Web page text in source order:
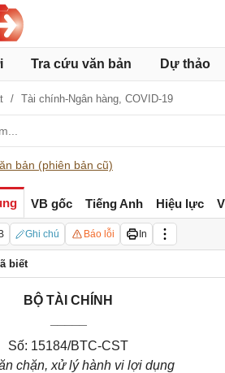
Tra cứu văn bản Dự thảo
Tài chính-Ngân hàng, COVID-19
bản (phiên bản cũ)
VB gốc Tiếng Anh Hiệu lực
Ghi chú Báo lỗi In
biết
BỘ TÀI CHÍNH
Số: 15184/BTC-CST
chặn, xử lý hành vi lợi dụng